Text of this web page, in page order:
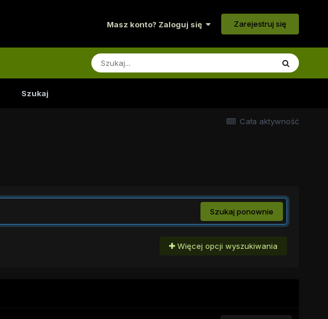
Masz konto? Zaloguj się Zarejestruj się
Szukaj
Cała aktywność
Szukaj ponownie
Więcej opcji wyszukiwania